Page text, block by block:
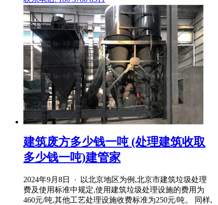
建筑废方多少钱一吨 (处理建筑收取
多少钱一吨)建管家
2024年9月8日 · 以北京地区为例,北京市建筑垃圾处理
费及使用标准中规定,使用建筑垃圾处理设施的费用为
460元/吨,其他工艺处理设施收费标准为250元/吨。 同样,